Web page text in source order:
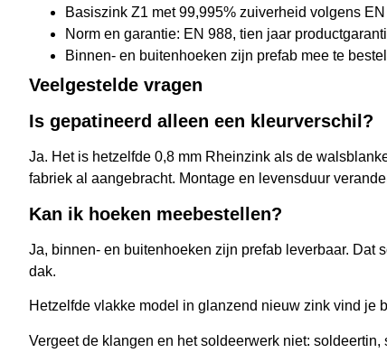
Basiszink Z1 met 99,995% zuiverheid volgens
Norm en garantie: EN 988, tien jaar
Binnen- en buitenhoeken zijn prefab mee te
Veelgestelde vragen
Is gepatineerd alleen een kleurverschil?
Ja. Het is hetzelfde 0,8 mm Rheinzink als de
fabriek al aangebracht. Montage en levensduur
Kan ik hoeken meebestellen?
Ja, binnen- en buitenhoeken zijn prefab leverbaar. Dat
dak.
Hetzelfde vlakke model in glanzend nieuw zink vind je
Vergeet de klangen en het soldeerwerk niet: